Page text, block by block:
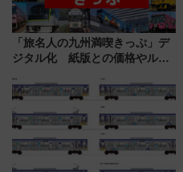
「旅名人の九州満喫きっぷ」デ
ジタル化 紙版との価格やルー